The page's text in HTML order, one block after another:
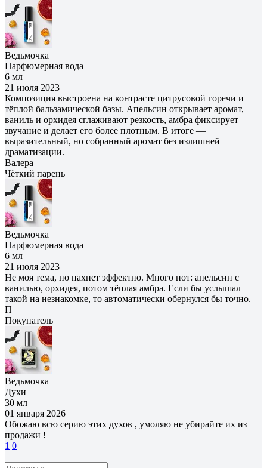
Ведьмочка
Парфюмерная вода
6 мл
21 июля 2023
Композиция выстроена на контрасте цитрусовой горечи и
тёплой бальзамической базы. Апельсин открывает аромат,
ваниль и орхидея сглаживают резкость, амбра фиксирует
звучание и делает его более плотным. В итоге —
выразительный, но собранный аромат без излишней
драматизации.
Валера
Чёткий парень
Ведьмочка
Парфюмерная вода
6 мл
21 июля 2023
Не моя тема, но пахнет эффектно. Много нот: апельсин с
ванилью, орхидея, потом тёплая амбра. Если бы услышал
такой на незнакомке, то автоматически обернулся бы точно.
П
Покупатель
Ведьмочка
Духи
30 мл
01 января 2026
Обожаю всю серию этих духов , умоляю не убирайте их из
продажи !
1 0